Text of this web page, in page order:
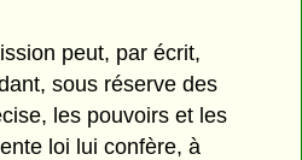
peut, par écrit,
sous réserve des
les pouvoirs et les
loi lui confère, à